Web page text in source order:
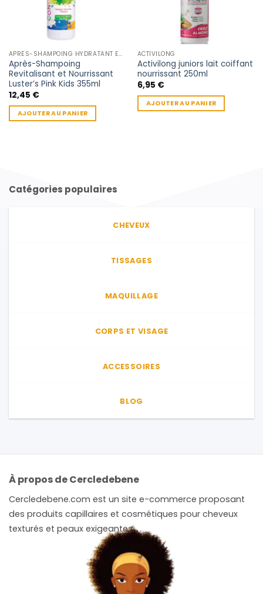
APRÈS-SHAMPOING HYDRATANT ENFANT
Après-Shampoing
Revitalisant et Nourrissant
Luster’s Pink Kids 355ml
12,45 €
AJOUTER AU PANIER
ACTIVILONG
Activilong juniors lait coiffant
nourrissant 250ml
6,95 €
AJOUTER AU PANIER
Catégories populaires
CHEVEUX
TISSAGES
MAQUILLAGE
CORPS ET VISAGE
ACCESSOIRES
BLOG
À propos de Cercledebene
Cercledebene.com est un site e-commerce proposant
des produits capillaires et cosmétiques pour cheveux
texturés et peaux exigeantes.